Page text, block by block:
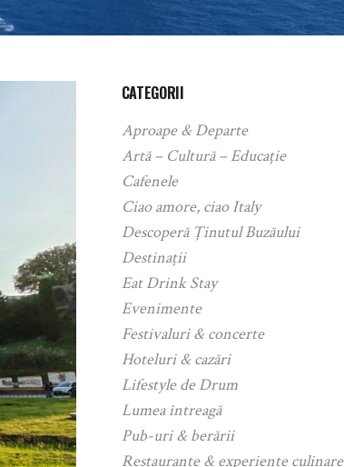
CATEGORII
Aproape & Departe
Artă – Cultură – Educație
Cafenele
Ciao amore, ciao Italy
Descoperă Ținutul Buzăului
Destinații
Eat Drink Stay
Evenimente
Festivaluri & concerte
Hoteluri & cazări
Lifestyle de Drum
Lumea întreagă
Pub-uri & berării
Restaurante & experiențe culinare